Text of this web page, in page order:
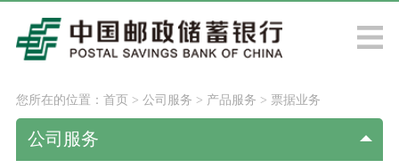
您所在的位置： 首页> 公司服务 > 产品服务 > 票据业务
公司服务